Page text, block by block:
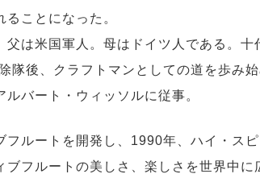
ることになった。
父は米国軍人。母はドイツ人である。
隊後、クラフトマンとしての道を歩み
バート・ウィッソルに従事。
フルートを開発し、1990年、ハイ・ス
ブフルートの美しさ、楽しさを世界中に